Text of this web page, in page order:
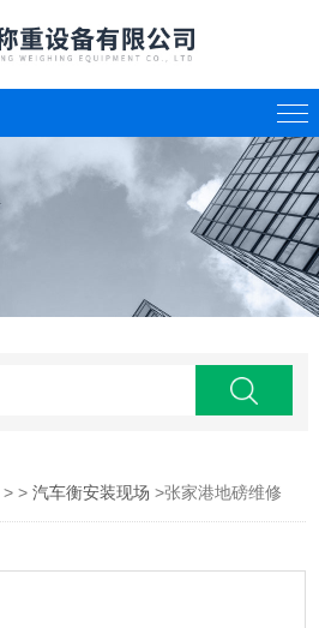
> >汽车衡安装现场 >张家港地磅维修